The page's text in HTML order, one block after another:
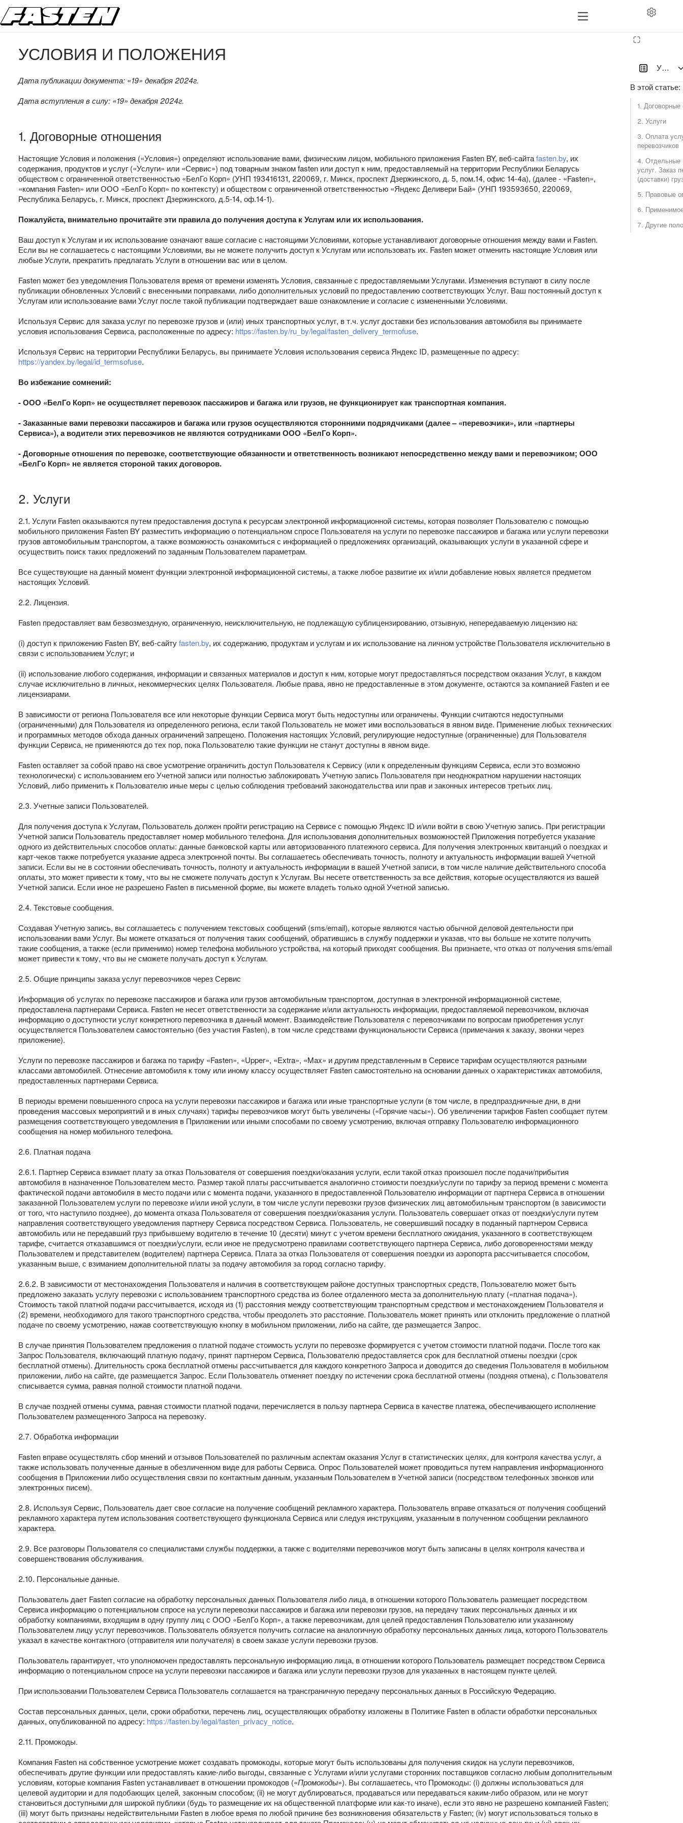
В этой статье:
1.
2. Услуги
3. Оплата
перевозчиков
4. Отдельные
услуг. Заказ
(доставки)
5. Правовые
6.
7. Другие
УСЛОВИЯ И ПОЛОЖЕНИЯ
Дата публикации документа: «19» декабря 2024г.
Дата вступления в силу: «19» декабря 2024г.
1. Договорные отношения
Настоящие Условия и положения («Условия») определяют использование вами, физическим лицом, мобильного приложения Fasten BY, веб-сайтаfasten.by, их
содержания, продуктов и услуг («Услуги» или «Сервис») под товарным знаком fasten или доступ к ним, предоставляемый на территории Республики Беларусь
обществом с ограниченной ответственностью «БелГо Корп» (УНП 193416131, 220069, г. Минск, проспект Дзержинского, д. 5, пом.14, офис 14-4а), (далее - «Fasten»,
«компания Fasten» или ООО «БелГо Корп» по контексту) и обществом с ограниченной ответственностью «Яндекс Деливери Бай» (УНП 193593650, 220069,
Республика Беларусь, г. Минск, проспект Дзержинского, д.5-14, оф.14-1).
Пожалуйста, внимательно прочитайте эти правила до получения доступа к Услугам или их использования.
Ваш доступ к Услугам и их использование означают ваше согласие с настоящими Условиями, которые устанавливают договорные отношения между вами и Fasten.
Если вы не соглашаетесь с настоящими Условиями, вы не можете получить доступ к Услугам или использовать их. Fasten может отменить настоящие Условия или
любые Услуги, прекратить предлагать Услуги в отношении вас или в целом.
Fasten может без уведомления Пользователя время от времени изменять Условия, связанные с предоставляемыми Услугами. Изменения вступают в силу после
публикации обновленных Условий с внесенными поправками, либо дополнительных условий по предоставлению соответствующих Услуг. Ваш постоянный доступ к
Услугам или использование вами Услуг после такой публикации подтверждает ваше ознакомление и согласие с измененными Условиями.
Используя Сервис для заказа услуг по перевозке грузов и (или) иных транспортных услуг, в т.ч. услуг доставки без использования автомобиля вы принимаете
условия использования Сервиса, расположенные по адресу: https://fasten.by/ru_by/legal/fasten_delivery_termofuse.
Используя Сервис на территории Республики Беларусь, вы принимаете Условия использования сервиса Яндекс ID, размещенные по адресу:
https://yandex.by/legal/id_termsofuse.
Во избежание сомнений:
- ООО «БелГо Корп» не осуществляет перевозок пассажиров и багажа или грузов, не функционирует как транспортная компания.
- Заказанные вами перевозки пассажиров и багажа или грузов осуществляются сторонними подрядчиками (далее – «перевозчики», или «партнеры
Сервиса»), а водители этих перевозчиков не являются сотрудниками ООО «БелГо Корп».
- Договорные отношения по перевозке, соответствующие обязанности и ответственность возникают непосредственно между вами и перевозчиком; ООО
«БелГо Корп» не является стороной таких договоров.
2. Услуги
2.1. Услуги Fasten оказываются путем предоставления доступа к ресурсам электронной информационной системы, которая позволяет Пользователю с помощью
мобильного приложения Fasten BY разместить информацию о потенциальном спросе Пользователя на услуги по перевозке пассажиров и багажа или услуги перевозки
грузов автомобильным транспортом, а также возможность ознакомиться с информацией о предложениях организаций, оказывающих услуги в указанной сфере и
осуществить поиск таких предложений по заданным Пользователем параметрам.
Все существующие на данный момент функции электронной информационной системы, а также любое развитие их и/или добавление новых является предметом
настоящих Условий.
2.2. Лицензия.
Fasten предоставляет вам безвозмездную, ограниченную, неисключительную, не подлежащую сублицензированию, отзывную, непередаваемую лицензию на:
(i) доступ к приложению Fasten BY, веб-сайтуfasten.by, их содержанию, продуктам и услугам и их использование на личном устройстве Пользователя исключительно в
связи с использованием Услуг; и
(ii) использование любого содержания, информации и связанных материалов и доступ к ним, которые могут предоставляться посредством оказания Услуг, в каждом
случае исключительно в личных, некоммерческих целях Пользователя. Любые права, явно не предоставленные в этом документе, остаются за компанией Fasten и ее
лицензиарами.
В зависимости от региона Пользователя все или некоторые функции Сервиса могут быть недоступны или ограничены. Функции считаются недоступными
(ограниченными) для Пользователя из определенного региона, если такой Пользователь не может ими воспользоваться в явном виде. Применение любых технических
и программных методов обхода данных ограничений запрещено. Положения настоящих Условий, регулирующие недоступные (ограниченные) для Пользователя
функции Сервиса, не применяются до тех пор, пока Пользователю такие функции не станут доступны в явном виде.
Fasten оставляет за собой право на свое усмотрение ограничить доступ Пользователя к Сервису (или к определенным функциям Сервиса, если это возможно
технологически) с использованием его Учетной записи или полностью заблокировать Учетную запись Пользователя при неоднократном нарушении настоящих
Условий, либо применить к Пользователю иные меры с целью соблюдения требований законодательства или прав и законных интересов третьих лиц.
2.3. Учетные записи Пользователей.
Для получения доступа к Услугам, Пользователь должен пройти регистрацию на Сервисе с помощью Яндекс ID и/или войти в свою Учетную запись. При регистрации
Учетной записи Пользователь предоставляет номер мобильного телефона. Для использования дополнительных возможностей Приложения потребуется указание
одного из действительных способов оплаты: данные банковской карты или авторизованного платежного сервиса. Для получения электронных квитанций о поездках и
карт-чеков также потребуется указание адреса электронной почты. Вы соглашаетесь обеспечивать точность, полноту и актуальность информации вашей Учетной
записи. Если вы не в состоянии обеспечивать точность, полноту и актуальность информации в вашей Учетной записи, в том числе наличие действительного способа
оплаты, это может привести к тому, что вы не сможете получать доступ к Услугам. Вы несете ответственность за все действия, которые осуществляются из вашей
Учетной записи. Если иное не разрешено Fasten в письменной форме, вы можете владеть только одной Учетной записью.
2.4. Текстовые сообщения.
Создавая Учетную запись, вы соглашаетесь с получением текстовых сообщений (sms/email), которые являются частью обычной деловой деятельности при
использовании вами Услуг. Вы можете отказаться от получения таких сообщений, обратившись в службу поддержки и указав, что вы больше не хотите получить
такие сообщения, а также (если применимо) номер телефона мобильного устройства, на который приходят сообщения. Вы признаете, что отказ от получения sms/email
может привести к тому, что вы не сможете получать доступ к Услугам.
2.5. Общие принципы заказа услуг перевозчиков через Сервис
Информация об услугах по перевозке пассажиров и багажа или грузов автомобильным транспортом, доступная в электронной информационной системе,
предоставлена партнерами Сервиса. Fasten не несет ответственности за содержание и/или актуальность информации, предоставляемой перевозчиком, включая
информацию о доступности услуг конкретного перевозчика в данный момент. Взаимодействие Пользователя с перевозчиками по вопросам приобретения услуг
осуществляется Пользователем самостоятельно (без участия Fasten), в том числе средствами функциональности Сервиса (примечания к заказу, звонки через
приложение).
Услуги по перевозке пассажиров и багажа по тарифу «Fasten», «Upper», «Extra», «Max» и другим представленным в Сервисе тарифам осуществляются разными
классами автомобилей. Отнесение автомобиля к тому или иному классу осуществляет Fasten самостоятельно на основании данных о характеристиках автомобиля,
предоставленных партнерами Сервиса.
В периоды времени повышенного спроса на услуги перевозки пассажиров и багажа или иные транспортные услуги (в том числе, в предпраздничные дни, в дни
проведения массовых мероприятий и в иных случаях) тарифы перевозчиков могут быть увеличены («Горячие часы»). Об увеличении тарифов Fasten сообщает путем
размещения соответствующего уведомления в Приложении или иными способами по своему усмотрению, включая отправку Пользователю информационного
сообщения на номер мобильного телефона.
2.6. Платная подача
2.6.1. Партнер Сервиса взимает плату за отказ Пользователя от совершения поездки/оказания услуги, если такой отказ произошел после подачи/прибытия
автомобиля в назначенное Пользователем место. Размер такой платы рассчитывается аналогично стоимости поездки/услуги по тарифу за период времени с момента
фактической подачи автомобиля в место подачи или с момента подачи, указанного в предоставленной Пользователю информации от партнера Сервиса в отношении
заказанной Пользователем услуги по перевозке и/или иной услуги, в том числе услуги перевозки грузов физических лиц автомобильным транспортом (в зависимости
от того, что наступило позднее), до момента отказа Пользователя от совершения поездки/оказания услуги. Пользователь совершает отказ от поездки/услуги путем
направления соответствующего уведомления партнеру Сервиса посредством Сервиса. Пользователь, не совершивший посадку в поданный партнером Сервиса
автомобиль или не передавший груз прибывшему водителю в течение 10 (десяти) минут с учетом времени бесплатного ожидания, указанного в соответствующем
тарифе, считается отказавшимся от поездки/услуги, если иное не предусмотрено правилами соответствующего партнера Сервиса, либо договоренностями между
Пользователем и представителем (водителем) партнера Сервиса. Плата за отказ Пользователя от совершения поездки из аэропорта рассчитывается способом,
указанным выше, с взиманием дополнительной платы за подачу автомобиля за город согласно тарифу.
2.6.2. В зависимости от местонахождения Пользователя и наличия в соответствующем районе доступных транспортных средств, Пользователю может быть
предложено заказать услугу перевозки с использованием транспортного средства из более отдаленного места за дополнительную плату («платная подача»).
Стоимость такой платной подачи рассчитывается, исходя из (1) расстояния между соответствующим транспортным средством и местонахождением Пользователя и
(2) времени, необходимого для такого транспортного средства, чтобы преодолеть это расстояние. Пользователь может принять или отклонить предложение о платной
подаче по своему усмотрению, нажав соответствующую кнопку в мобильном приложении, либо на сайте, где размещается Запрос.
В случае принятия Пользователем предложения о платной подаче стоимость услуги по перевозке формируется с учетом стоимости платной подачи. После того как
Запрос Пользователя, включающий платную подачу, принят партнером Сервиса, Пользователю предоставляется срок для бесплатной отмены поездки (срок
бесплатной отмены). Длительность срока бесплатной отмены рассчитывается для каждого конкретного Запроса и доводится до сведения Пользователя в мобильном
приложении, либо на сайте, где размещается Запрос. Если Пользователь отменяет поездку по истечении срока бесплатной отмены (поздняя отмена), с Пользователя
списывается сумма, равная полной стоимости платной подачи.
В случае поздней отмены сумма, равная стоимости платной подачи, перечисляется в пользу партнера Сервиса в качестве платежа, обеспечивающего исполнение
Пользователем размещенного Запроса на перевозку.
2.7. Обработка информации
Fasten вправе осуществлять сбор мнений и отзывов Пользователей по различным аспектам оказания Услуг в статистических целях, для контроля качества услуг, а
также использовать полученные данные в обезличенном виде для работы Сервиса. Опрос Пользователей может проводиться путем направления информационного
сообщения в Приложении либо осуществления связи по контактным данным, указанным Пользователем в Учетной записи (посредством телефонных звонков или
электронных писем).
2.8. Используя Сервис, Пользователь дает свое согласие на получение сообщений рекламного характера. Пользователь вправе отказаться от получения сообщений
рекламного характера путем использования соответствующего функционала Сервиса или следуя инструкциям, указанным в полученном сообщении рекламного
характера.
2.9. Все разговоры Пользователя со специалистами службы поддержки, а также с водителями перевозчиков могут быть записаны в целях контроля качества и
совершенствования обслуживания.
2.10. Персональные данные.
Пользователь дает Fasten согласие на обработку персональных данных Пользователя либо лица, в отношении которого Пользователь размещает посредством
Сервиса информацию о потенциальном спросе на услуги перевозки пассажиров и багажа или перевозки грузов, на передачу таких персональных данных и их
обработку компаниями, входящим в одну группу лиц с ООО «БелГо Корп», а также перевозчикам, для целей предоставления Пользователю или указанному
Пользователем лицу услуг перевозчиков. Пользователь обязуется получить согласие на аналогичную обработку персональных данных лица, которого Пользователь
указал в качестве контактного (отправителя или получателя) в своем заказе услуги перевозки грузов.
Пользователь гарантирует, что уполномочен предоставлять персональную информацию лица, в отношении которого Пользователь размещает посредством Сервиса
информацию о потенциальном спросе на услуги перевозки пассажиров и багажа или услуги перевозки грузов для указанных в настоящем пункте целей.
При использовании Пользователем Сервиса Пользователь соглашается на трансграничную передачу персональных данных в Российскую Федерацию.
Cостав персональных данных, цели, сроки обработки, перечень лиц, осуществляющих обработку изложены в Политике Fasten в области обработки персональных
данных, опубликованной по адресу: https://fasten.by/legal/fasten_privacy_notice.
2.11. Промокоды.
Компания Fasten на собственное усмотрение может создавать промокоды, которые могут быть использованы для получения скидок на услуги перевозчиков,
обеспечивать другие функции или предоставлять какие-либо выгоды, связанные с Услугами и/или услугами сторонних поставщиков согласно любым дополнительным
условиям, которые компания Fasten устанавливает в отношении промокодов («Промокоды»). Вы соглашаетесь, что Промокоды: (i) должны использоваться для
целевой аудитории и для подобающих целей, законным способом; (ii) не могут дублироваться, продаваться или передаваться каким-либо образом, или не могут
становиться доступными для широкой публики (будь то размещение их на общественной платформе или как-то иначе), если это явно не разрешено компанией Fasten;
(iii) могут быть признаны недействительными Fasten в любое время по любой причине без возникновения обязательств у Fasten; (iv) могут использоваться только в